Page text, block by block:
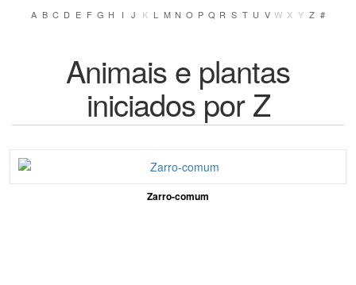
A B C D E F G H I J K L M N O P Q R S T U V W X Y Z #
Animais e plantas
iniciados por Z
Zarro-comum